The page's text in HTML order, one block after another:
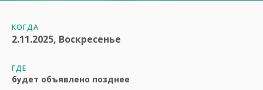
КОГДА
2.11.2025, Воскресенье
ГДЕ
будет объявлено позднее